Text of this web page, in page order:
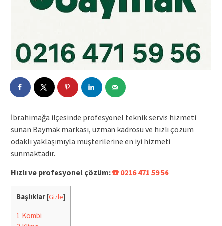
İbrahimağa ilçesinde profesyonel teknik servis hizmeti
sunan Baymak markası, uzman kadrosu ve hızlı çözüm
odaklı yaklaşımıyla müşterilerine en iyi hizmeti
sunmaktadır.
Hızlı ve profesyonel çözüm:☎️ 0216 471 59 56
Başlıklar [Gizle]
1 Kombi